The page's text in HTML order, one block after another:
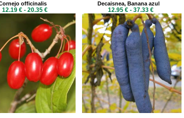
officinalis
12.19 € - 20.35 €
Decaisnea, Banana azul
12.95 € - 37.33 €